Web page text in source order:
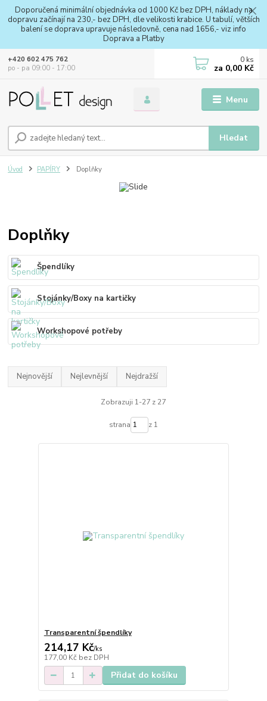
Doporučená minimální objednávka od 1000 Kč bez DPH, náklady na
dopravu začínají na 230,- bez DPH, dle velikosti krabice. U tabulí, větších
balení se doprava upravuje následovně, cena nad 1656,- viz info
Doprava a Platby
Menu
Hledat
+420 602 475 762
po - pa 09:00 - 17:00
0 ks
za 0,00 Kč
Úvod PAPÍRY Doplňky
Doplňky
Špendlíky
Stojánky/Boxy na kartičky
Workshopové potřeby
Nejnovější Nejlevnější Nejdražší
Zobrazuji 1-27 z 27
strana z 1
Transparentní špendlíky
214,17 Kč/ks
177,00 Kč bez DPH
Přidat do košíku